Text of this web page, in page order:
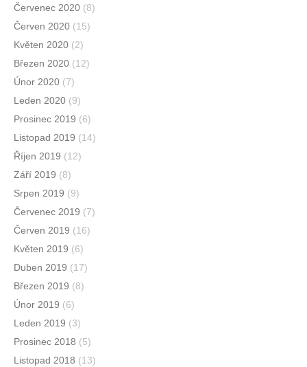
Červenec 2020 (8)
Červen 2020 (15)
Květen 2020 (2)
Březen 2020 (12)
Únor 2020 (7)
Leden 2020 (9)
Prosinec 2019 (6)
Listopad 2019 (14)
Říjen 2019 (12)
Září 2019 (8)
Srpen 2019 (9)
Červenec 2019 (7)
Červen 2019 (16)
Květen 2019 (6)
Duben 2019 (17)
Březen 2019 (8)
Únor 2019 (6)
Leden 2019 (3)
Prosinec 2018 (5)
Listopad 2018 (13)